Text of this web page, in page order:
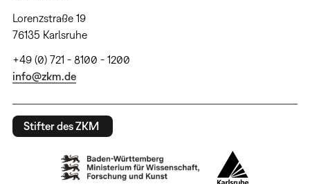
Lorenzstraße 19
76135 Karlsruhe
+49 (0) 721 - 8100 - 1200
info@zkm.de
Stifter des ZKM